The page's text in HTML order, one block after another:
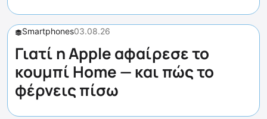
Smartphones03.08.26
Γιατί η Apple αφαίρεσε το
κουμπί Home — και πώς το
φέρνεις πίσω